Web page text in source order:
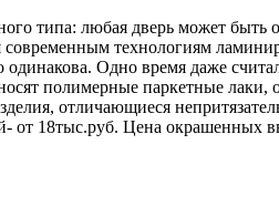
типа: любая дверь может
технологиям
Одно время даже
полимерные паркетные
отличающиеся
от 18тыс.руб. Цена